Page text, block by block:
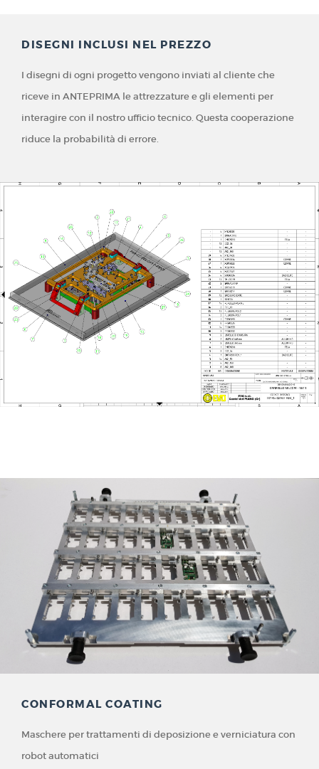
DISEGNI INCLUSI NEL PREZZO
I disegni di ogni progetto vengono inviati al cliente che
riceve in ANTEPRIMA le attrezzature e gli elementi per
interagire con il nostro ufficio tecnico. Questa cooperazione
riduce la probabilità di errore.
CONFORMAL COATING
Maschere per trattamenti di deposizione e verniciatura con
robot automatici